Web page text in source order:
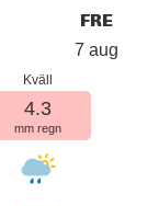
FRE
7 aug
Kväll
4.3
mm regn